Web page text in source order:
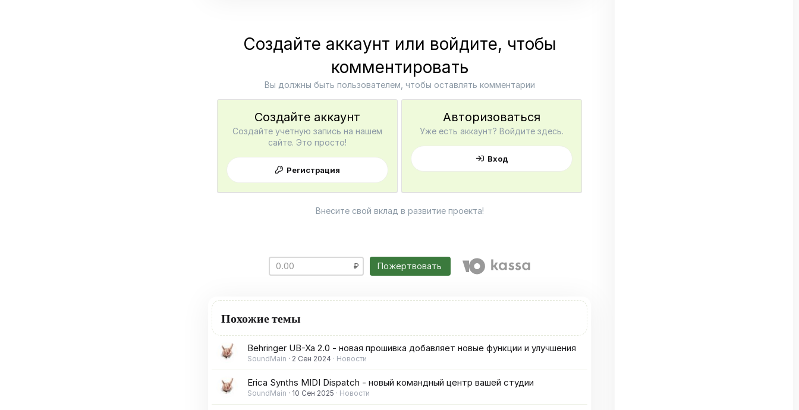
Создайте аккаунт или войдите, чтобы
комментировать
Вы должны быть пользователем, чтобы оставлять комментарии
Создайте аккаунт
Создайте учетную запись на нашем
сайте. Это просто!
Регистрация
Авторизоваться
Уже есть аккаунт? Войдите здесь.
Вход
Внесите свой вклад в развитие проекта!
Пожертвовать
Похожие темы
Behringer UB-Xa 2.0 - новая прошивка добавляет новые функции и улучшения
SoundMain 2 Сен 2024 Новости
Erica Synths MIDI Dispatch - новый командный центр вашей студии
SoundMain 10 Сен 2025 Новости